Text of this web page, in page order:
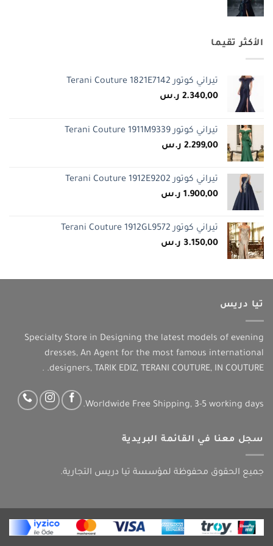
الأكثر تقيما
تيراني كوتور Terani Couture 1821E7142
2.340,00 ر.س
تيراني كوتور Terani Couture 1911M9339
2.299,00 ر.س
تيراني كوتور Terani Couture 1912E9202
1.900,00 ر.س
تيراني كوتور Terani Couture 1912GL9572
3.150,00 ر.س
تيا دريس
Specialty Store in Designing the latest models of evening
dresses, An Agent for the most famous international
designers, TARIK EDIZ, TERANI COUTURE, IN COUTURE. .
Worldwide Free Shipping, 3-5 working days.
سجل معنا في القائمة البريدية
جميع الحقوق محفوظة لمؤسسة تيا دريس التجارية.